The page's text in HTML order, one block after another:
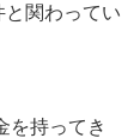
関わってい
を持ってき